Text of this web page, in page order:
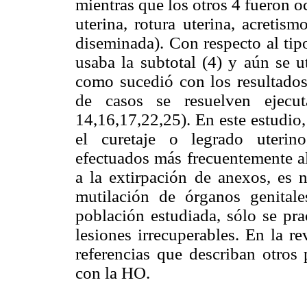
mientras que los otros 4 fueron
uterina, rotura uterina,
diseminada). Con respecto al
usaba la subtotal (4) y aún se
como sucedió con los
de casos se resuelven
14,16,17,22,25). En este
el curetaje o legrado
efectuados más frecuentemente
a la extirpación de anexos, es
mutilación de órganos
población estudiada, sólo se
lesiones irrecuperables. En la
referencias que describan otros
con la HO.